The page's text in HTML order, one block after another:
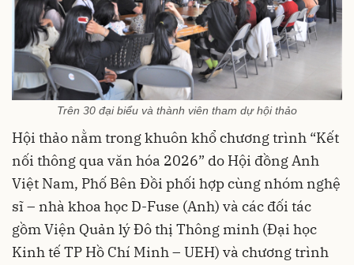
Trên 30 đại biểu và thành viên tham dự hội thảo
Hội thảo nằm trong khuôn khổ chương trình “Kết
nối thông qua văn hóa 2026” do Hội đồng Anh
Việt Nam, Phố Bên Đồi phối hợp cùng nhóm nghệ
sĩ – nhà khoa học D-Fuse (Anh) và các đối tác
gồm Viện Quản lý Đô thị Thông minh (Đại học
Kinh tế TP Hồ Chí Minh – UEH) và chương trình